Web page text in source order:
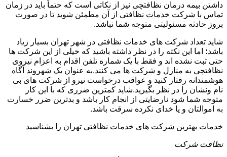
داشتن بیمه درمان نظافتچی نیز از نکاتی است که حتماً باید در زمان
تماس با شرکت خدمات نظافتی از آن مطمئن شوید تا در صورت
بروز حادثه مسئولیتی متوجه شما نباشد.
شاید تعداد شرکت های خدمات نظافتی در شهر تهران بسیار زیاد
باشد؛ اما این نکته را در نظر داشته باشید که خیلی از این شرکت ها
حتی ثبت نشده اند و فقط با یک شماره تلفن اقدام به اعزام نیروی
نظافتچی به منازل و شرکت ها می کنند.به عنوان یک شهروند آگاه
هوشمندانه رفتار کنید و عواقب درخواست نیرو از شرکت های بی
نام ونشان را در نظر بگیرید.شاید کمترین ضرری که با این کار
متوجه شما شود نارضایتی از انجام کار باشد و بدترین ضرر خسارت
به اموالتان و یا خدای نکرده سرقت باشد.
خدمات بهترین شرکت های خدمات نظافتی تهران را بشناسید
نظافت شرکت